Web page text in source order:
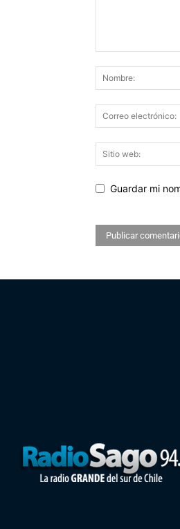
Guardar mi